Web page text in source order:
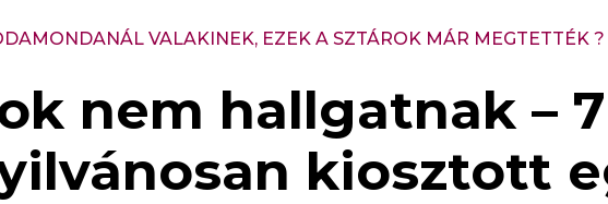
VALAKINEK, EZEK A SZTÁROK MÁR MEGTETTÉK ?
nem hallgatnak – 7
kiosztott